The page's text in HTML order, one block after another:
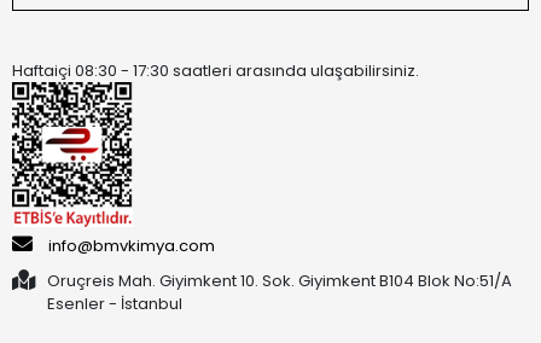
Haftaiçi 08:30 - 17:30 saatleri arasında ulaşabilirsiniz.
info@bmvkimya.com
Oruçreis Mah. Giyimkent 10. Sok. Giyimkent B104 Blok No:51/A
Esenler - İstanbul